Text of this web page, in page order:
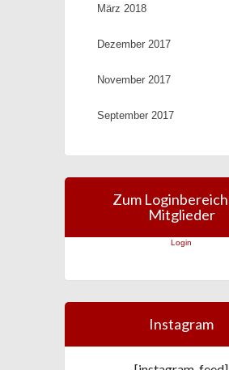
März 2018
Dezember 2017
November 2017
September 2017
Zum
Mitglieder
Login
Instagram